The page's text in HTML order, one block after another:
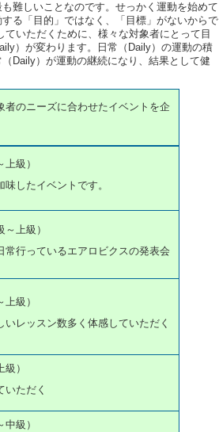
難しいことなのです。せっかく運動を始めて
る「目的」ではなく、「目標」がないからで
いただくために、様々な対象者にとって目
）が変わります。日常（Daily）の運動の積
Daily）が運動の継続になり、結果として健
者のニーズに合わせたイベントを企
上級）
したイベントです。
～上級）
行っているエアロビクスの発表会
上級）
レッスン数多く体感していただく
級）
いただく
中級）